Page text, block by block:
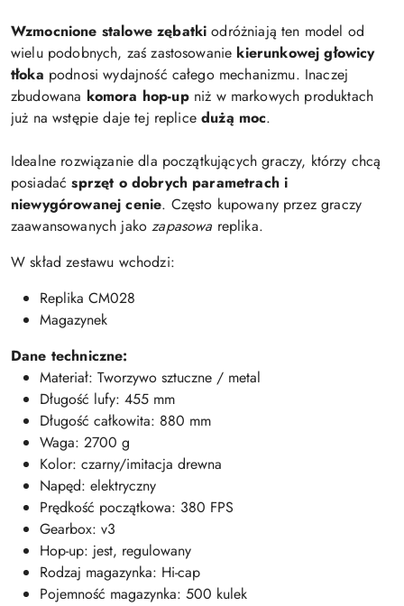
Wzmocnione stalowe zębatki odróżniają ten model od
wielu podobnych, zaś zastosowanie kierunkowej głowicy
tłoka podnosi wydajność całego mechanizmu. Inaczej
zbudowana komora hop-upniż w markowych produktach
już na wstępie daje tej replicedużą moc.
Idealne rozwiązanie dla początkujących graczy, którzy chcą
posiadaćsprzęt o dobrych parametrach i
niewygórowanej cenie. Często kupowany przez graczy
zaawansowanych jakozapasowa replika.
W skład zestawu wchodzi:
Replika CM028
Magazynek
Dane techniczne:
Materiał: Tworzywo sztuczne / metal
Długość lufy: 455 mm
Długość całkowita: 880 mm
Waga: 2700 g
Kolor: czarny/imitacja drewna
Napęd: elektryczny
Prędkość początkowa: 380 FPS
Gearbox: v3
Hop-up: jest, regulowany
Rodzaj magazynka: Hi-cap
Pojemność magazynka: 500 kulek